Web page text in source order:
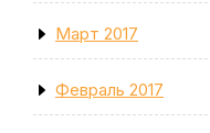
Март 2017
Февраль 2017